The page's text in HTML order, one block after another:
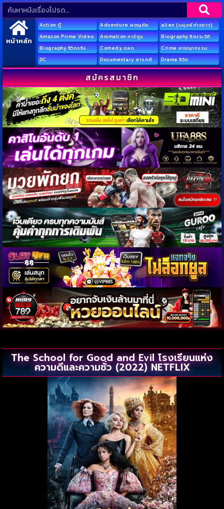
หน้าหลัก
Action บู๊ Adventure ผจญภัย
alien (มนุษย์ต่างดาว)
Amazon Prime Video
Animation การ์ตูน
Biography ชีวประวัติ
Biography ชีวิตจริง
Comedy ตลก
Crime อาชญากรรม
DC
Documentary สารคดี Drama ชีวิต
สมัครสมาชิก
The School for Good and Evil โรงเรียนแห่ง
ความดีและความชั่ว (2022) NETFLIX